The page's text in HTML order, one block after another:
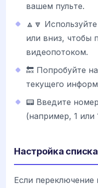
вашем пульте.
🔼🔽
или вниз, чтобы
видеопотоком.
🔙 Попробуйте
текущего
📟 Введите
(например, 1
Настройка
Если